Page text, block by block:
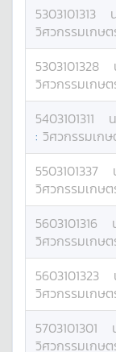
5303101313
วิศวกรรมเกษต
5303101328
วิศวกรรมเกษต
5403101311
: วิศวกรรมเกษ
5503101337
วิศวกรรมเกษต
5603101316
วิศวกรรมเกษต
5603101323
วิศวกรรมเกษต
5703101301
วิศวกรรมเกษต